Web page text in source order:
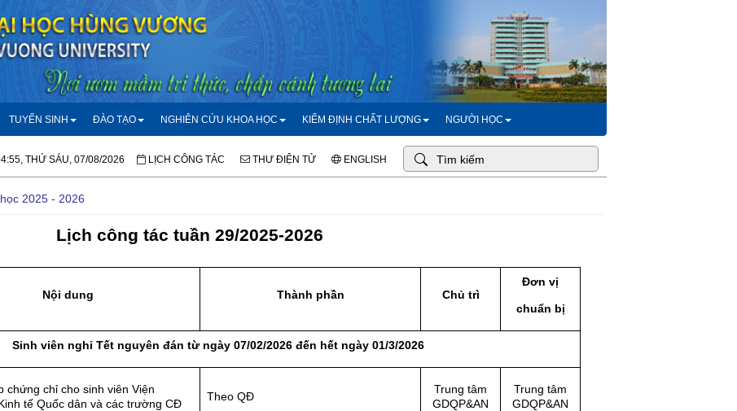
TUYỂN SINH ĐÀO TẠO NGHIÊN CỨU KHOA HỌC KIỂM ĐỊNH CHẤT LƯỢNG NGƯỜI HỌC
THỨ SÁU, 07/08/2026 LỊCH CÔNG TÁC THƯ ĐIỆN TỬ ENGLISH
2025 - 2026
Lịch công tác tuần 29/2025-2026
Nội dung Thành phần Chủ trì
Đơn vị
chuẩn bị
Sinh viên nghỉ Tết nguyên đán từ ngày 07/02/2026 đến hết ngày 01/3/2026
chứng chỉ cho sinh viên Viện
tế Quốc dân và các trường CĐ
Theo QĐ
Trung tâm
GDQP&AN
Trung tâm
GDQP&AN